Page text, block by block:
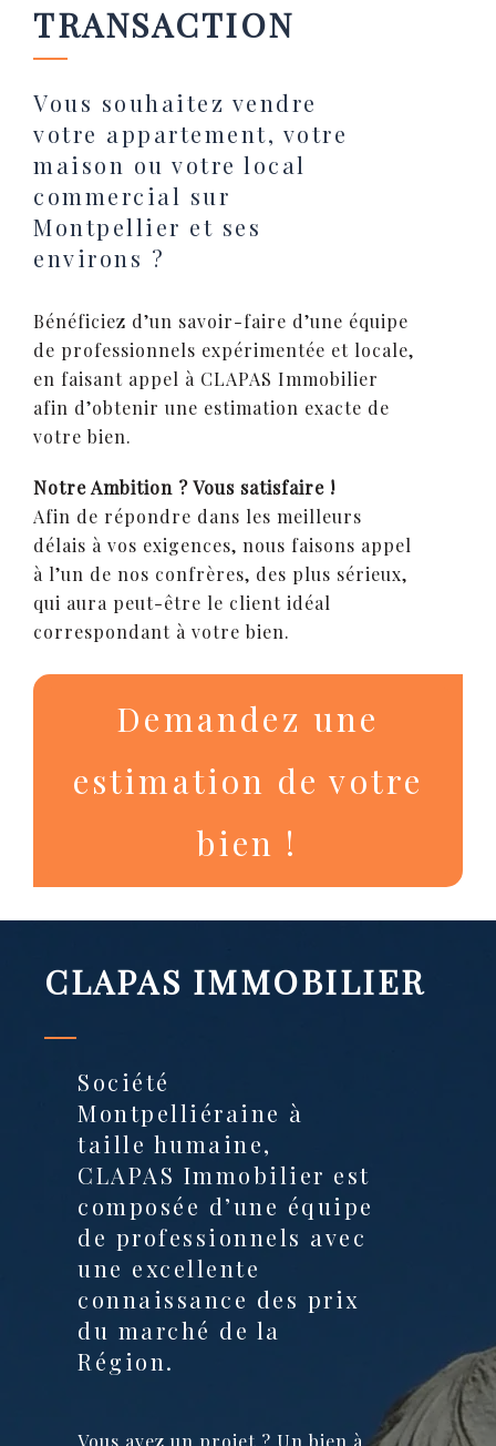
TRANSACTION
Vous souhaitez vendre
votre appartement, votre
maison ou votre local
commercial sur
Montpellier et ses
environs ?
Bénéficiez d’un savoir-faire d’une équipe
de professionnels expérimentée et locale,
en faisant appel à CLAPAS Immobilier
afin d’obtenir une estimation exacte de
votre bien.
Notre Ambition ? Vous satisfaire !
Afin de répondre dans les meilleurs
délais à vos exigences, nous faisons appel
à l’un de nos confrères, des plus sérieux,
qui aura peut-être le client idéal
correspondant à votre bien.
Demandez une
estimation de votre
bien !
CLAPAS IMMOBILIER
Société
Montpelliéraine à
taille humaine,
CLAPAS Immobilier est
composée d’une équipe
de professionnels avec
une excellente
connaissance des prix
du marché de la
Région.
Vous avez un projet ? Un bien à